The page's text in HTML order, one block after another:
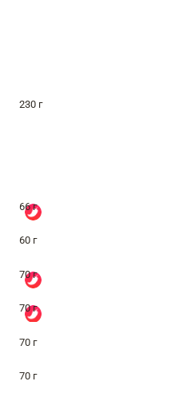
230 г
66 г
60 г
70 г
70 г
70 г
70 г